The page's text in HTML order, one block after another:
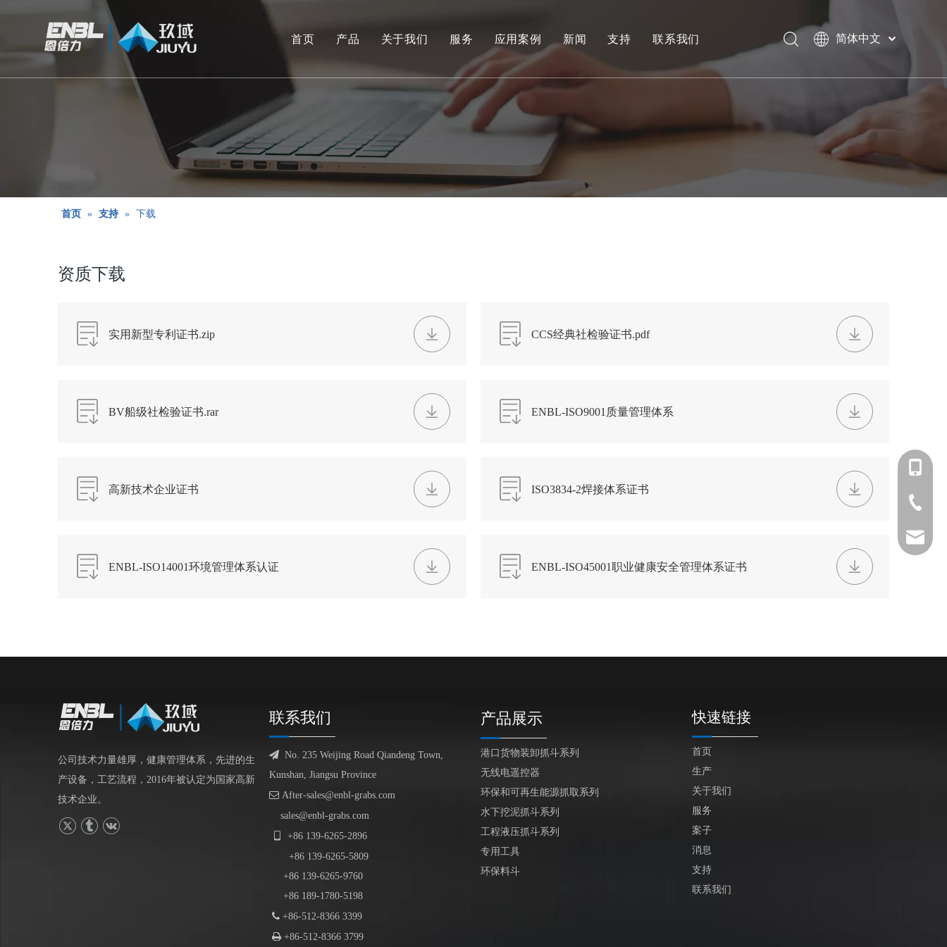
首页 产品
环保和可再生能源抓取系列
环保料斗
水下挖泥抓斗系列
港口货物装卸抓斗系列
关于我们 服务 应用案例 新闻 支持 联系我们
简体中文
indonesia
Pусский
Français
العربية
English
首页 » 支持 » 下载
资质下载
实用新型专利证书.zip CCS经典社检验证书.pdf
BV船级社检验证书.rar ENBL-ISO9001质量管理体系
高新技术企业证书 ISO3834-2焊接体系证书
ENBL-ISO14001环境管理体系认证 ENBL-ISO45001职业健康安全管理体系证书
+86
+86
+86 189-
+86-
After-
公司技术力量雄厚，健康管理体系，先进的生
产设备，工艺流程，2016年被认定为国家高新
技术企业。
联系我们
 No. 235 Weijing Road Qiandeng Town,
Kunshan, Jiangsu Province
 After-sales@enbl-grabs.com
sales@enbl-grabs.com
+86 139-6265-2896
+86 139-6265-5809
+86 139-6265-9760
+86 189-1780-5198
 +86-512-8366 3399
 +86-512-8366 3799
产品展示
港口货物装卸抓斗系列
无线电遥控器
环保和可再生能源抓取系列
水下挖泥抓斗系列
工程液压抓斗系列
专用工具
环保料斗
快速链接
首页
生产
关于我们
服务
案子
消息
支持
联系我们